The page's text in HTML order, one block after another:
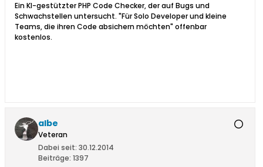
Ein KI-gestützter PHP Code Checker, der auf Bugs und
Schwachstellen untersucht. "Für Solo Developer und kleine
Teams, die ihren Code absichern möchten" offenbar
kostenlos.
albe
Veteran
Dabei seit: 30.12.2014
Beiträge: 1397